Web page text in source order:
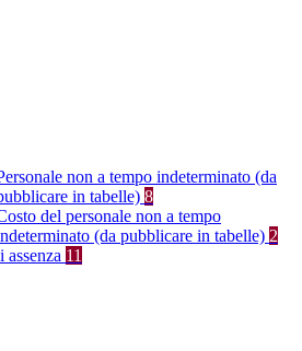
non a tempo indeterminato (da
in tabelle) 8
del personale non a tempo
(da pubblicare in tabelle) 2
assenza 11